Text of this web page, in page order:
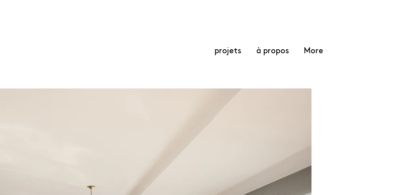
projets à propos More